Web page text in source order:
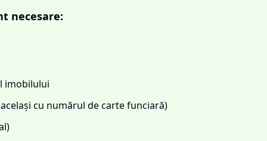
necesare:
imobilului
cu numărul de carte funciară)